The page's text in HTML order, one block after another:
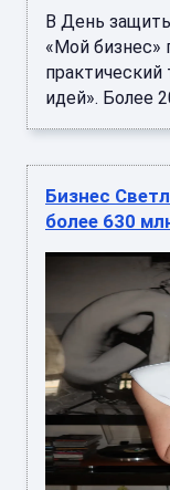
В День
«Мой бизнес»
практический
идей». Более
Бизнес
более 630